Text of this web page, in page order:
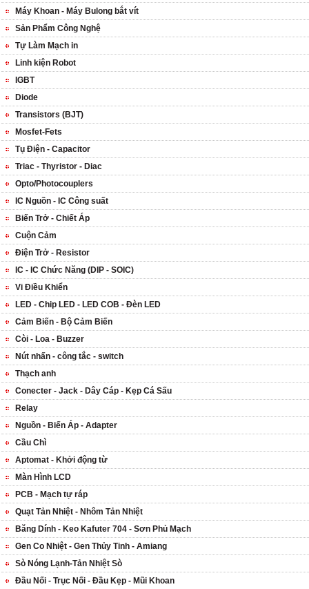
Máy Khoan - Máy Bulong bắt vít
Sản Phẩm Công Nghệ
Tự Làm Mạch in
Linh kiện Robot
IGBT
Diode
Transistors (BJT)
Mosfet-Fets
Tụ Điện - Capacitor
Triac - Thyristor - Diac
Opto/Photocouplers
IC Nguồn - IC Công suất
Biến Trở - Chiết Áp
Cuộn Cảm
Điện Trở - Resistor
IC - IC Chức Năng (DIP - SOIC)
Vi Điều Khiển
LED - Chip LED - LED COB - Đèn LED
Cảm Biến - Bộ Cảm Biến
Còi - Loa - Buzzer
Nút nhấn - công tắc - switch
Thạch anh
Conecter - Jack - Dây Cáp - Kẹp Cá Sấu
Relay
Nguồn - Biến Áp - Adapter
Cầu Chì
Aptomat - Khởi động từ
Màn Hình LCD
PCB - Mạch tự ráp
Quạt Tản Nhiệt - Nhôm Tản Nhiệt
Băng Dính - Keo Kafuter 704 - Sơn Phủ Mạch
Gen Co Nhiệt - Gen Thủy Tinh - Amiang
Sò Nóng Lạnh-Tản Nhiệt Sò
Đầu Nối - Trục Nối - Đầu Kẹp - Mũi Khoan